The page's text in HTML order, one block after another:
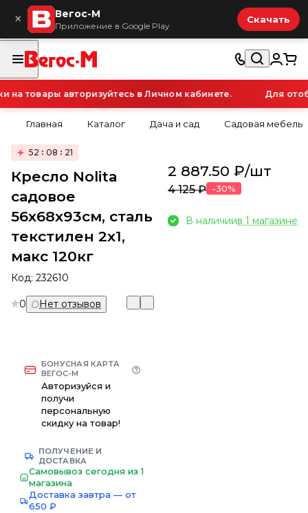
× Вегос-М
Приложение в Google Play
Скачать
товары авторизуйтесь в Личном кабинете. Для
Главная Каталог Дача и сад Садовая мебель
52 08 21
Кресло Nolita
садовое
56х68х93см, сталь
текстилен 2х1,
макс 120кг
Код: 232610
0 Нет отзывов
БОНУСНАЯ КАРТА
ВЕГОС-М
Авторизуйся и
получи
персональную
скидку на товар!
ПОЛУЧЕНИЕ И
ДОСТАВКА
Самовывоз сегодня из 1
магазина
Доставка завтра — от
650 ₽
2 887.50 ₽/шт
4 125 ₽ -30%
В наличиив 1 магазине